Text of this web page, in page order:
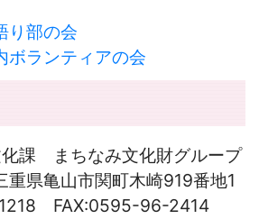
り部の会
ボランティアの会
課 まちなみ文化財グループ
県亀山市関町木崎919番地1
FAX:0595-96-2414